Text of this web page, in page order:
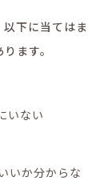
下に当てはま
ます。
いない
いか分からな